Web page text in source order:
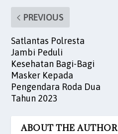
PREVIOUS
Satlantas Polresta
Jambi Peduli
Kesehatan Bagi-Bagi
Masker Kepada
Pengendara Roda Dua
Tahun 2023
ABOUT THE AUTHOR